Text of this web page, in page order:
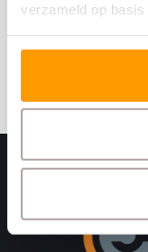
verzameld op
Ontvang